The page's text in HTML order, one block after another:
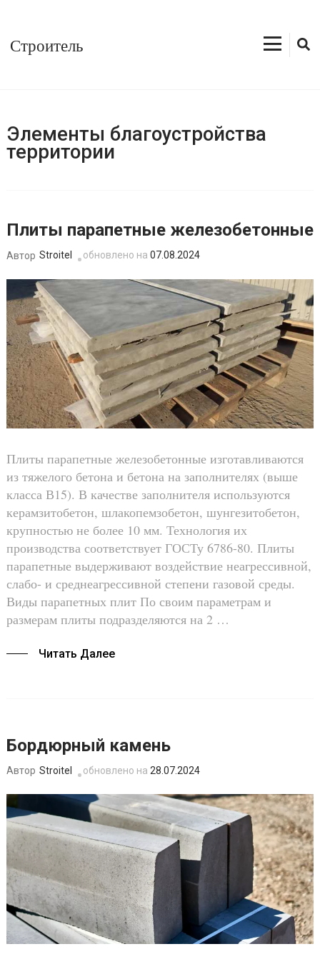
содержимому
Строитель
Элементы благоустройства
территории
Плиты парапетные железобетонные
Автор Stroitel обновлено на 07.08.2024
Плиты парапетные железобетонные изготавливаются
из тяжелого бетона и бетона на заполнителях (выше
класса В15). В качестве заполнителя используются
керамзитобетон, шлакопемзобетон, шунгезитобетон,
крупностью не более 10 мм. Технология их
производства соответствует ГОСТу 6786-80. Плиты
парапетные выдерживают воздействие неагрессивной,
слабо- и среднеагрессивной степени газовой среды.
Виды парапетных плит По своим параметрам и
размерам плиты подразделяются на 2 …
Читать Далее
Бордюрный камень
Автор Stroitel обновлено на 28.07.2024